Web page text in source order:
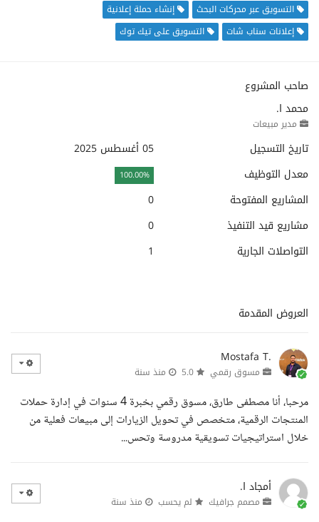
التسويق عبر محركات البحث
إنشاء حملة إعلانية
إعلانات سناب شات
التسويق على تيك توك
صاحب المشروع
محمد ا.
مدير مبيعات
تاريخ التسجيل
05 أغسطس 2025
معدل التوظيف
100.00%
المشاريع المفتوحة
0
مشاريع قيد التنفيذ
0
التواصلات الجارية
1
العروض المقدمة
Mostafa T.
مسوق رقمي منذ سنة
مرحبا، أنا مصطفى طارق، مسوق رقمي بخبرة 4 سنوات في إدارة حملات
المنتجات الرقمية، متخصص في تحويل الزيارات إلى مبيعات فعلية من
خلال استراتيجيات تسويقية مدروسة وتحس...
أمجاد ا.
مصمم جرافيك لم يحسب منذ سنة